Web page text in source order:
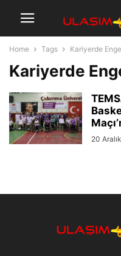
Home Tags Kariyerde
Kariyerde
20